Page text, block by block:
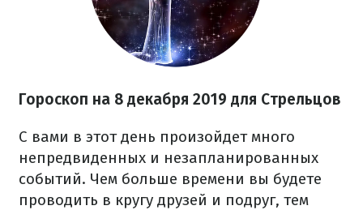
Гороскоп на 8 декабря 2019 для Стрельцов
С вами в этот день произойдет много
непредвиденных и незапланированных
событий. Чем больше времени вы будете
проводить в кругу друзей и подруг, тем